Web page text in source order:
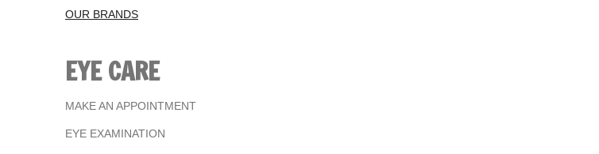
OUR BRANDS
EYE CARE
MAKE AN APPOINTMENT
EYE EXAMINATION